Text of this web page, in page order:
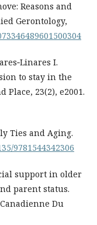
Reasons and
Gerontology,
I.
to stay in the
Place, 23(2), e2001.
Ties and Aging.
9781544342306
support in older
parent status.
Du